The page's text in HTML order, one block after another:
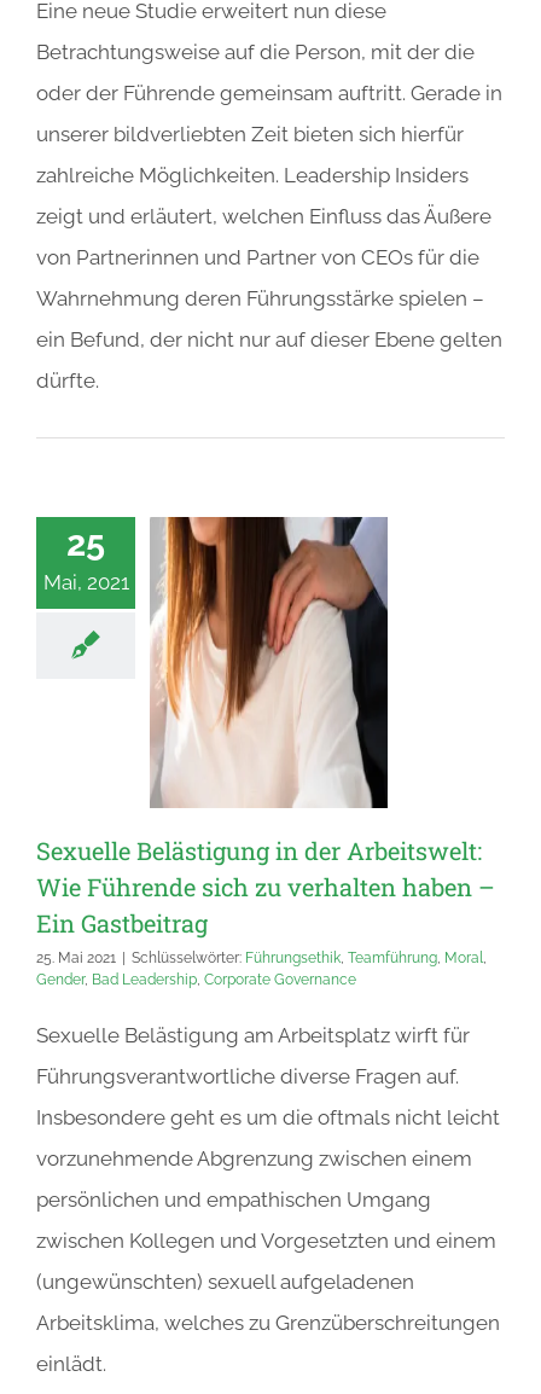
Eine neue Studie erweitert nun diese
Betrachtungsweise auf die Person, mit der die
oder der Führende gemeinsam auftritt. Gerade in
unserer bildverliebten Zeit bieten sich hierfür
zahlreiche Möglichkeiten. Leadership Insiders
zeigt und erläutert, welchen Einfluss das Äußere
von Partnerinnen und Partner von CEOs für die
Wahrnehmung deren Führungsstärke spielen –
ein Befund, der nicht nur auf dieser Ebene gelten
dürfte.
25
Mai, 2021
Sexuelle Belästigung in der Arbeitswelt:
Wie Führende sich zu verhalten haben –
Ein Gastbeitrag
25. Mai 2021 Schlüsselwörter: Führungsethik, Teamführung, Moral,
Gender, Bad Leadership, Corporate Governance
Sexuelle Belästigung am Arbeitsplatz wirft für
Führungsverantwortliche diverse Fragen auf.
Insbesondere geht es um die oftmals nicht leicht
vorzunehmende Abgrenzung zwischen einem
persönlichen und empathischen Umgang
zwischen Kollegen und Vorgesetzten und einem
(ungewünschten) sexuell aufgeladenen
Arbeitsklima, welches zu Grenzüberschreitungen
einlädt.